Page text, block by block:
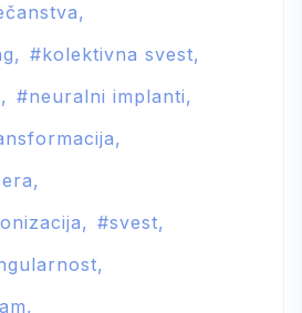
kolektivna svest
neuralni implanti
svest